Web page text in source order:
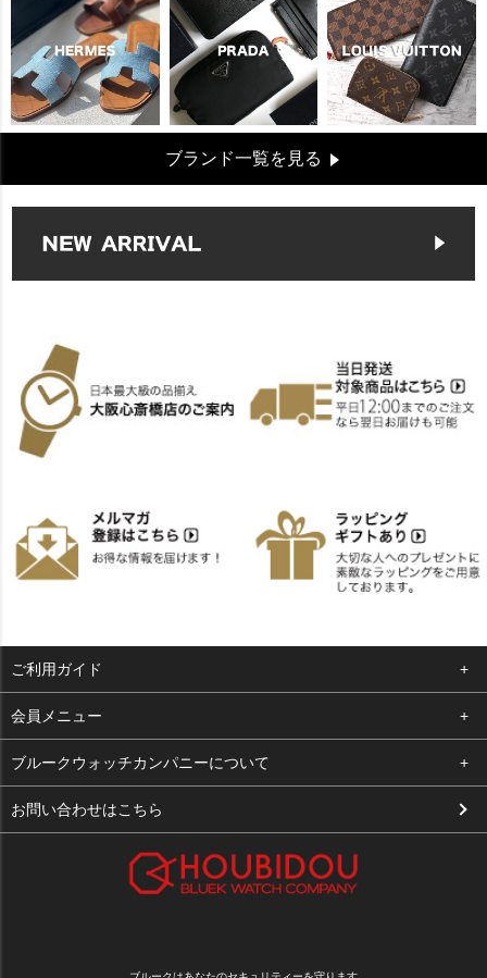
ブランド一覧を見る
ご利用ガイド
よくある質問
支払い・送料
お客様の声
会員メニュー
ログイン
お気に入り
ブルークウォッチカンパニーについて
会社概要
お問い合わせはこちら